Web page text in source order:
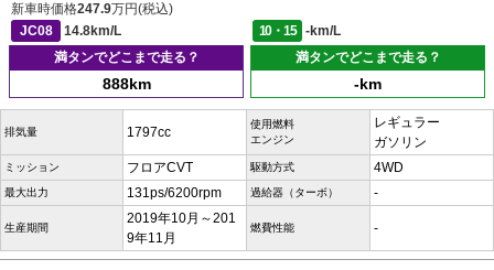
新車時価格247.9万円(税込)
JC08
14.8km/L 10・15
-km/L
満タンでどこまで走る？
888km
満タンでどこまで走る？
-km
排気量 1797cc
使用燃料
エンジン
レギュラー
ガソリン
ミッション フロアCVT 駆動方式 4WD
最大出力 131ps/6200rpm 過給器（ターボ） -
生産期間
2019年10月～201
9年11月
燃費性能 -